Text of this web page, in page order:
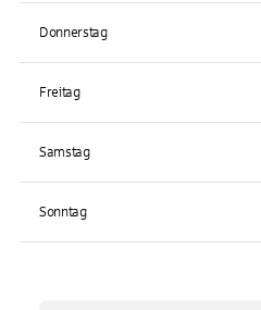
Donnerstag
Freitag
Samstag
Sonntag